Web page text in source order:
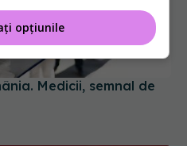
Medicii, semnal de
opțiunile